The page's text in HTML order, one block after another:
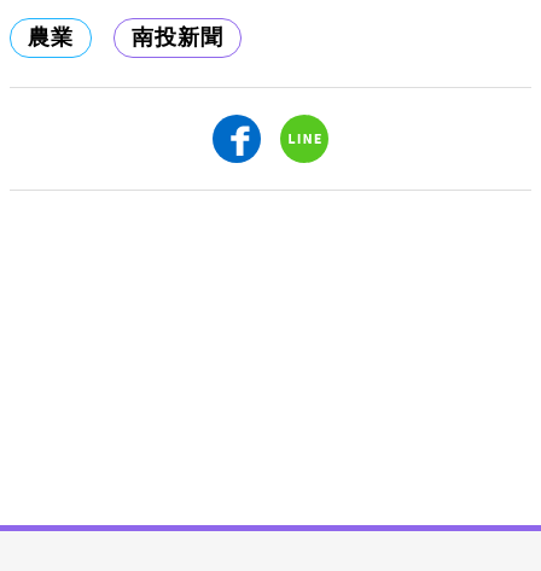
農業 南投新聞